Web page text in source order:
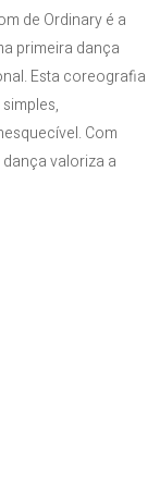
de Ordinary é a
primeira dança
Esta coreografia
Com
valoriza a